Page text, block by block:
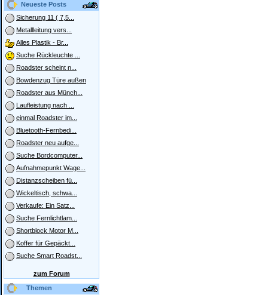
Neueste Posts
Sicherung 11 ( 7,5...
Metallleitung vers...
Alles Plastik - Br...
Suche Rückleuchte ...
Roadster scheint n...
Bowdenzug Türe außen
Roadster aus Münch...
Laufleistung nach ...
einmal Roadster im...
Bluetooth-Fernbedi...
Roadster neu aufge...
Suche Bordcomputer...
Aufnahmepunkt Wage...
Distanzscheiben fü...
Wickeltisch, schwa...
Verkaufe: Ein Satz...
Suche Fernlichtlam...
Shortblock Motor M...
Koffer für Gepäckt...
Suche Smart Roadst...
zum Forum
Themen